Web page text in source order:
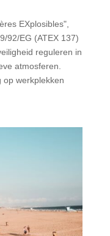
EXplosibles",
92/EG (ATEX 137)
reguleren in
atmosferen.
op werkplekken